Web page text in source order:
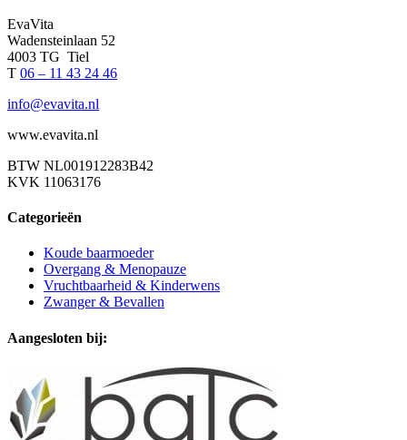
EvaVita
Wadensteinlaan 52
4003 TG Tiel
T 06 – 11 43 24 46
info@evavita.nl
www.evavita.nl
BTW NL001912283B42
KVK 11063176
Categorieën
Koude baarmoeder
Overgang & Menopauze
Vruchtbaarheid & Kinderwens
Zwanger & Bevallen
Aangesloten bij: